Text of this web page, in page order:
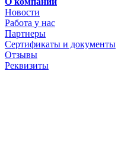
Новости
Работа у нас
Партнеры
Сертификаты и документы
Отзывы
Реквизиты